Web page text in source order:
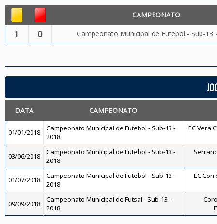
CAMPEONATO
1 0 Campeonato Municipal de Futebol - Sub-13
DATA CAMPEONATO
01/01/2018
Campeonato Municipal de Futebol - Sub-13 -
2018
EC Vera
03/06/2018
Campeonato Municipal de Futebol - Sub-13 -
2018
01/07/2018
Campeonato Municipal de Futebol - Sub-13 -
2018
EC
09/09/2018
Campeonato Municipal de Futsal - Sub-13 -
2018